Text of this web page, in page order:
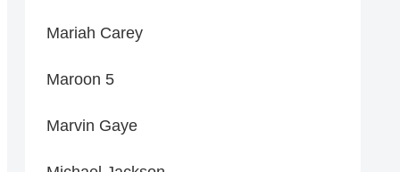
Mariah Carey
Maroon 5
Marvin Gaye